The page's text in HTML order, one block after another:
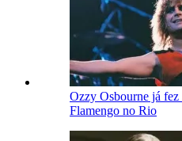
Ozzy Osbourne já
Flamengo no Rio